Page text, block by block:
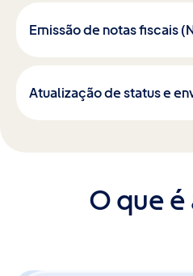
Emissão de notas fiscais
Atualização de status e
O que é